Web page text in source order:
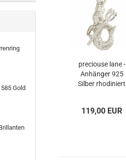
preciouse lane -
Anhänger 925
Silber rhodiniert
119,00 EUR
Gold